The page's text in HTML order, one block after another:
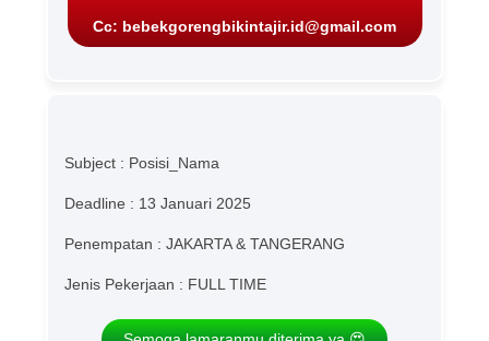
Cc: bebekgorengbikintajir.id@gmail.com
Subject : Posisi_Nama
Deadline : 13 Januari 2025
Penempatan : JAKARTA & TANGERANG
Jenis Pekerjaan : FULL TIME